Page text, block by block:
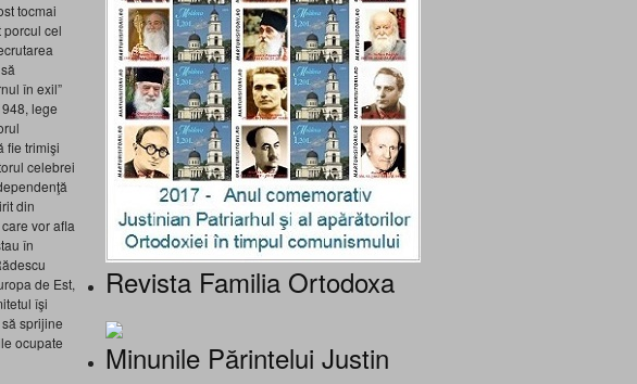
tocmai
cel
în exil”
lege
fie trimişi
celebrei
din
vor afla
în
de Est,
îşi
sprijine
ocupate
Revista Familia Ortodoxa
Minunile Părintelui Justin